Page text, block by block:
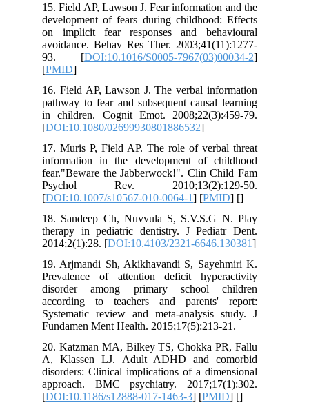
15. Field AP, Lawson J. Fear
development of fears during
on implicit fear responses and
avoidance. Behav Res Ther.
93. [DOI:10.1016/S0005-
16. Field AP, Lawson J. The verbal
pathway to fear and subsequent
in children. Cognit Emot.
[DOI:10.1080/02699930801886532
17. Muris P, Field AP. The role of
information in the development of
fear."Beware the Jabberwock!". Clin
Psychol Rev.
[DOI:10.1007/s10567-010-0064-1
18. Sandeep Ch, Nuvvula S,
therapy in pediatric dentistry. J
2014;2(1):28. [DOI:10.4103/2321-
19. Arjmandi Sh, Akikhavandi S,
Prevalence of attention deficit
disorder among primary school
according to teachers and
Systematic review and meta-
Fundamen Ment Health.
20. Katzman MA, Bilkey TS, Chokka
A, Klassen LJ. Adult ADHD and
disorders: Clinical implications of a
approach. BMC psychiatry.
[DOI:10.1186/s12888-017-1463-3